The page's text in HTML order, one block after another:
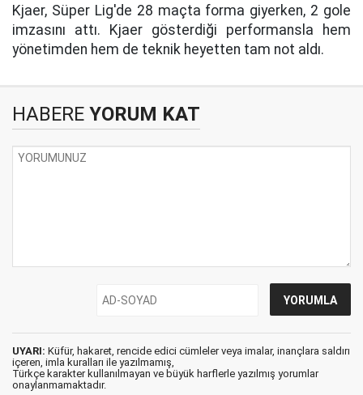
Kjaer, Süper Lig'de 28 maçta forma giyerken, 2 gole
imzasını attı. Kjaer gösterdiği performansla hem
yönetimden hem de teknik heyetten tam not aldı.
HABERE YORUM KAT
UYARI: Küfür, hakaret, rencide edici cümleler veya imalar, inançlara saldırı
içeren, imla kuralları ile yazılmamış,
Türkçe karakter kullanılmayan ve büyük harflerle yazılmış yorumlar
onaylanmamaktadır.